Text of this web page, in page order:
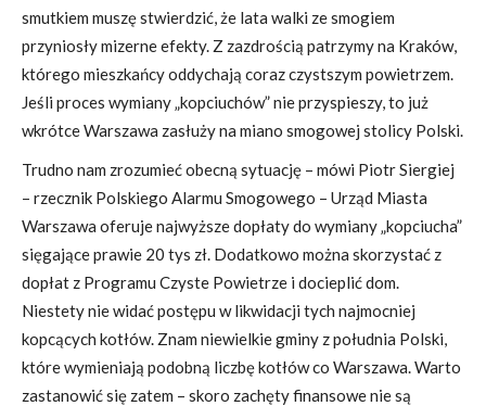
smutkiem muszę stwierdzić, że lata walki ze smogiem
przyniosły mizerne efekty. Z zazdrością patrzymy na Kraków,
którego mieszkańcy oddychają coraz czystszym powietrzem.
Jeśli proces wymiany „kopciuchów” nie przyspieszy, to już
wkrótce Warszawa zasłuży na miano smogowej stolicy Polski.
Trudno nam zrozumieć obecną sytuację – mówi Piotr Siergiej
– rzecznik Polskiego Alarmu Smogowego – Urząd Miasta
Warszawa oferuje najwyższe dopłaty do wymiany „kopciucha”
sięgające prawie 20 tys zł. Dodatkowo można skorzystać z
dopłat z Programu Czyste Powietrze i docieplić dom.
Niestety nie widać postępu w likwidacji tych najmocniej
kopcących kotłów. Znam niewielkie gminy z południa Polski,
które wymieniają podobną liczbę kotłów co Warszawa. Warto
zastanowić się zatem – skoro zachęty finansowe nie są